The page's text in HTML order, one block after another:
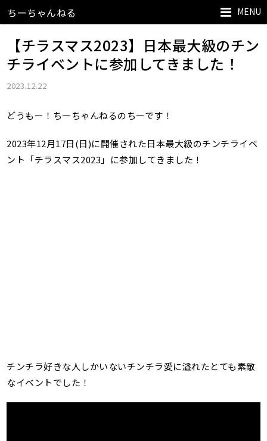
MENU
ちーちゃんねる
【チラスマス2023】日本最大級のチン
チライベントに参加してきました！
2023.12.22
どうもー！ちーちゃんねるのちーです！
2023年12月17日(日)に開催された日本最大級のチンチライベ
ント「チラスマス2023」に参加してきました！
チンチラ好きな人しかいないチンチラ愛に溢れたとても素敵
なイベントでした！